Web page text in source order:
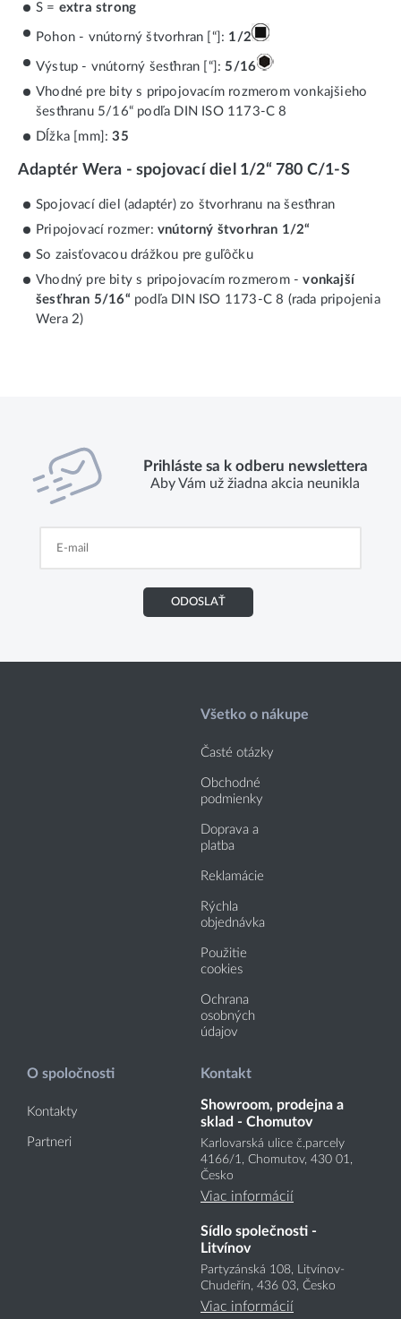
S = extra strong
Pohon - vnútorný štvorhran [“]: 1/2
Výstup - vnútorný šesťhran [“]:5/16
Vhodné pre bity s pripojovacím rozmerom vonkajšieho
šesťhranu 5/16“ podľa DIN ISO 1173-C 8
Dĺžka [mm]:35
Adaptér Wera - spojovací diel 1/2“ 780 C/1-S
Spojovací diel (adaptér) zo štvorhranu na šesťhran
Pripojovací rozmer: vnútorný štvorhran 1/2“
So zaisťovacou drážkou pre guľôčku
Vhodný pre bity s pripojovacím rozmerom -vonkajší
šesťhran 5/16“ podľa DIN ISO 1173-C 8 (rada pripojenia
Wera 2)
Prihláste sa k odberu newslettera
Aby Vám už žiadna akcia neunikla
ODOSLAŤ
Všetko o nákupe
Časté otázky
Obchodné
podmienky
Doprava a
platba
Reklamácie
Rýchla
objednávka
Použitie
cookies
Ochrana
osobných
údajov
O spoločnosti
Kontakty
Partneri
Kontakt
Showroom, prodejna a
sklad - Chomutov
Karlovarská ulice č.parcely
4166/1, Chomutov, 430 01,
Česko
Viac informácií
Sídlo společnosti -
Litvínov
Partyzánská 108, Litvínov-
Chudeřín, 436 03, Česko
Viac informácií